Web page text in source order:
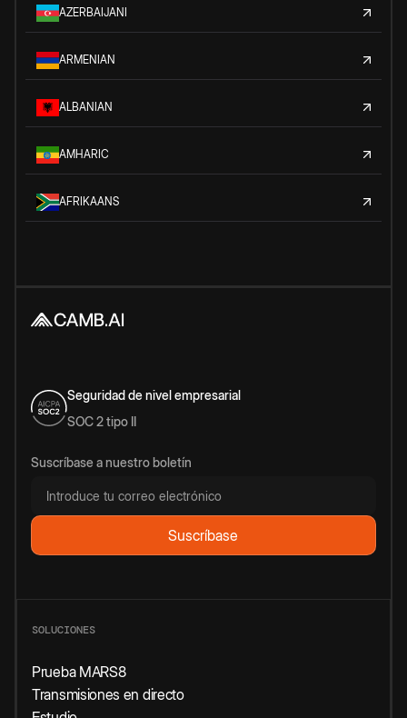
AZERBAIJANI
ARMENIAN
ALBANIAN
AMHARIC
AFRIKAANS
Seguridad de nivel empresarial
SOC 2 tipo II
Suscríbase a nuestro boletín
SOLUCIONES
Prueba MARS8
Transmisiones en directo